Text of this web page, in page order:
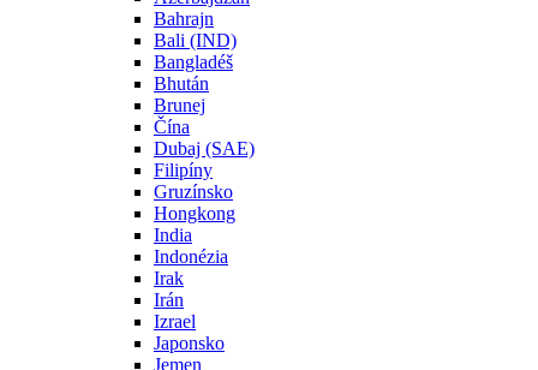
Bahrajn
Bali (IND)
Bangladéš
Bhután
Brunej
Čína
Dubaj (SAE)
Filipíny
Gruzínsko
Hongkong
India
Indonézia
Irak
Irán
Izrael
Japonsko
Jemen